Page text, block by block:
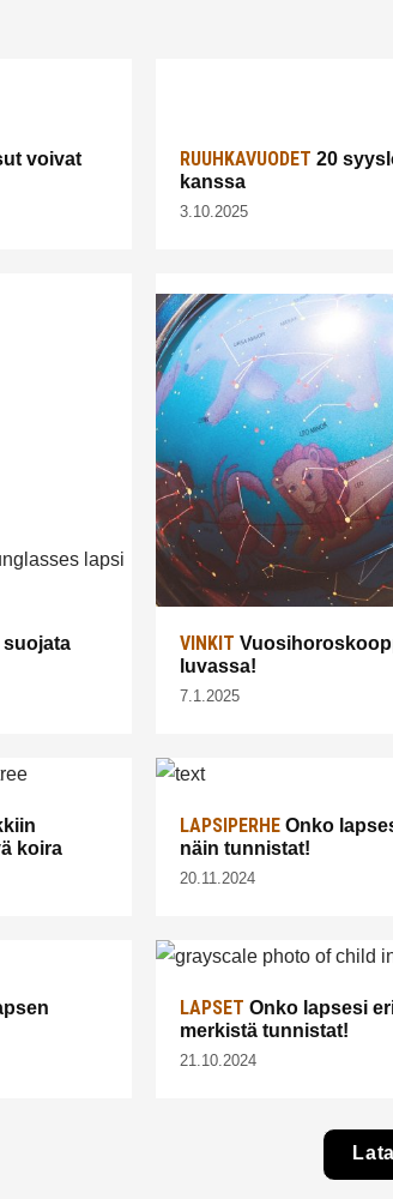
voivat
RUUHKAVUODET 20
kanssa
3.10.2025
suojata
VINKIT
luvassa!
7.1.2025
koira
LAPSIPERHE Onko
näin tunnistat!
20.11.2024
LAPSET Onko lapsesi
merkistä tunnistat!
21.10.2024